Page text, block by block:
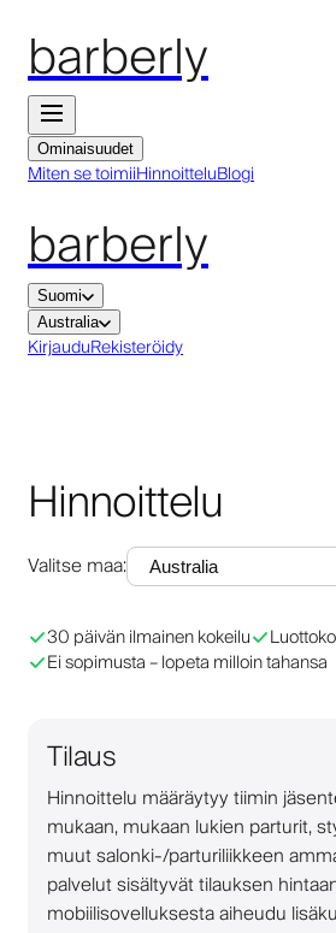
barberly
Ominaisuudet
Miten se toimiiHinnoitteluBlogi
barberly
Suomi
Australia
KirjauduRekisteröidy
Hinnoittelu
Valitse maa:
30 päivän ilmainen kokeilu
Ei sopimusta – lopeta milloin tahansa
Tilaus
Hinnoittelu määräytyy tiimin
mukaan, mukaan lukien parturit,
muut salonki-/parturiliikkeen
palvelut sisältyvät tilauksen
mobiilisovelluksesta aiheudu